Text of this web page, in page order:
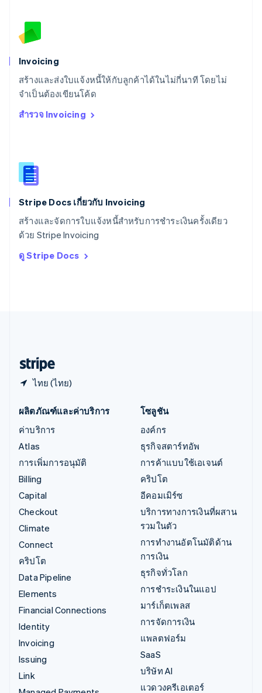
Invoicing
สร้างและส่งใบแจ้งหนี้ให้กับลูกค้าได้ในไม่กี่นาที โดยไม่
จำเป็นต้องเขียนโค้ด
สำรวจ Invoicing
Stripe Docs เกี่ยวกับ Invoicing
สร้างและจัดการใบแจ้งหนี้สำหรับการชำระเงินครั้งเดียว
ด้วย Stripe Invoicing
ดู Stripe Docs
ไทย (ไทย)
English
สวิตเซอร์แลนด์
สวีเดน
Svenska
สหรัฐอเมริกา
EnglishEspañol简体中文
English
English
สิงคโปร์
ออสเตรเลีย
ออสเตรีย
DeutschEnglish
ItalianoEnglish
ผลิตภัณฑ์และค่าบริการ
ค่าบริการ
Atlas
การเพิ่มการอนุมัติ
Billing
Capital
Checkout
Climate
Connect
คริปโต
Data Pipeline
Elements
Financial Connections
Identity
Invoicing
Issuing
Link
โซลูชัน
องค์กร
ธุรกิจสตาร์ทอัพ
การค้าแบบใช้เอเจนต์
คริปโต
อีคอมเมิร์ซ
บริการทางการเงินที่ผสาน
รวมในตัว
การทำงานอัตโนมัติด้าน
การเงิน
ธุรกิจทั่วโลก
การชำระเงินในแอป
มาร์เก็ตเพลส
การจัดการเงิน
แพลตฟอร์ม
SaaS
บริษัท AI
แวดวงครีเอเตอร์